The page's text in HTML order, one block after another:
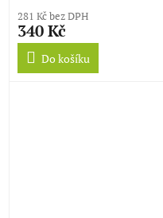
281 Kč bez DPH
340 Kč
Do košíku